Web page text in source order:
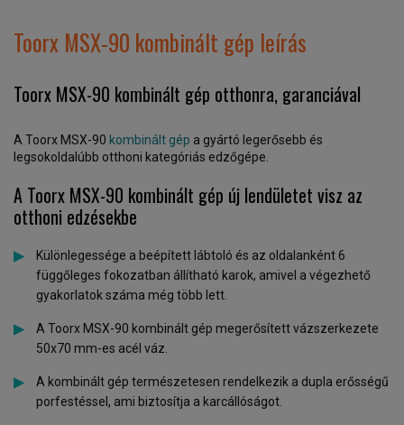
Toorx MSX-90 kombinált gép leírás
Toorx MSX-90 kombinált gép otthonra, garanciával
A Toorx MSX-90 kombinált gép a gyártó legerősebb és
legsokoldalúbb otthoni kategóriás edzőgépe.
A Toorx MSX-90 kombinált gép új lendületet visz az
otthoni edzésekbe
Különlegessége a beépített lábtoló és az oldalanként 6
függőleges fokozatban állítható karok, amivel a végezhető
gyakorlatok száma még több lett.
A Toorx MSX-90 kombinált gép megerősített vázszerkezete
50x70 mm-es acél váz.
A kombinált gép természetesen rendelkezik a dupla erősségű
porfestéssel, ami biztosítja a karcállóságot.